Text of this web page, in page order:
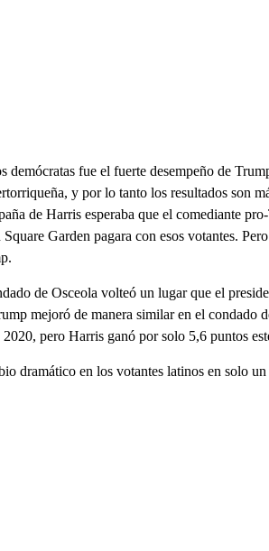
demócratas fue el fuerte desempeño de
y por lo tanto los resultados son
de Harris esperaba que el comediante
Garden pagara con esos votantes.
de Osceola volteó un lugar que el
mejoró de manera similar en el condado
pero Harris ganó por solo 5,6 puntos
dramático en los votantes latinos en solo